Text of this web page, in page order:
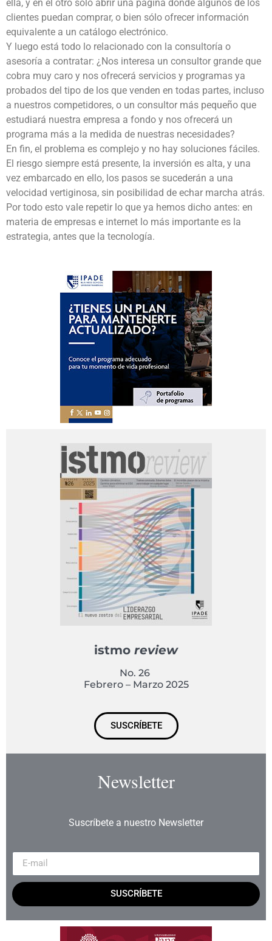
ella, y en el otro sólo abrir una página donde algunos de los
clientes puedan comprar, o bien sólo ofrecer información
equivalente a un catálogo electrónico.
Y luego está todo lo relacionado con la consultoría o
asesoría a contratar: ¿Nos interesa un consultor grande que
cobra muy caro y nos ofrecerá servicios y programas ya
probados del tipo de los que venden en todas partes, incluso
a nuestros competidores, o un consultor más pequeño que
estudiará nuestra empresa a fondo y nos ofrecerá un
programa más a la medida de nuestras necesidades?
En fin, el problema es complejo y no hay soluciones fáciles.
El riesgo siempre está presente, la inversión es alta, y una
vez embarcado en ello, los pasos se sucederán a una
velocidad vertiginosa, sin posibilidad de echar marcha atrás.
Por todo esto vale repetir lo que ya hemos dicho antes: en
materia de empresas e internet lo más importante es la
estrategia, antes que la tecnología.
istmo review
No. 26
Febrero – Marzo 2025
SUSCRÍBETE
Newsletter
Suscríbete a nuestro Newsletter
SUSCRÍBETE